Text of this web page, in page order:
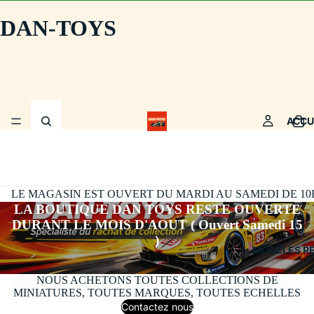
DAN-TOYS
MODÈLES
LE MAGASIN EST OUVERT DU MARDI AU SAMEDI DE
LA BOUTIQUE DAN TOYS RESTE OUVERTE
DURANT LE MOIS D'AOUT ( Ouvert Samedi 15
)
NOUS ACHETONS TOUTES COLLECTIONS DE
MINIATURES, TOUTES MARQUES, TOUTES ECHELLES
Contactez nous